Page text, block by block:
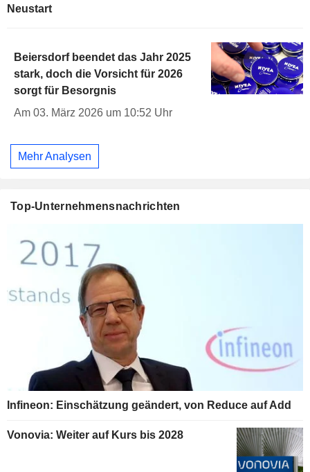
Neustart
Beiersdorf beendet das Jahr 2025
stark, doch die Vorsicht für 2026
sorgt für Besorgnis
Am 03. März 2026 um 10:52 Uhr
Mehr Analysen
Top-Unternehmensnachrichten
Infineon: Einschätzung geändert, von Reduce auf Add
Vonovia: Weiter auf Kurs bis 2028